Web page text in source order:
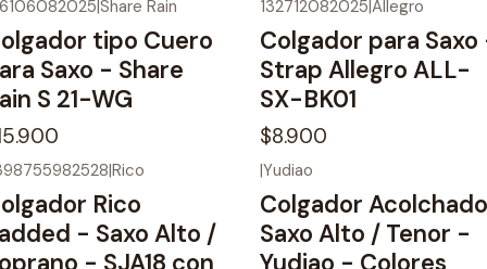
|Share Rain
tipo Cuero
Saxo - Share
S 21-WG
132712082025|Allegro
Colgador para
Strap Allegro ALL-
SX-BK01
$8.900
|Rico
Rico
- Saxo Alto /
|Yudiao
Colgador Acolchado
Saxo Alto / Tenor -